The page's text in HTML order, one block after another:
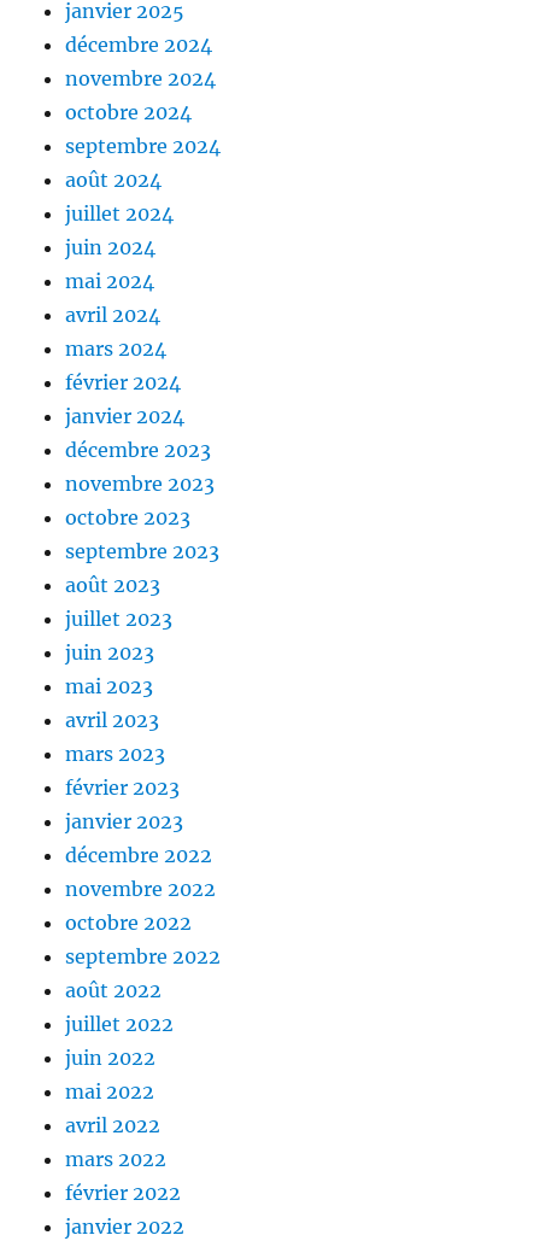
janvier 2025
décembre 2024
novembre 2024
octobre 2024
septembre 2024
août 2024
juillet 2024
juin 2024
mai 2024
avril 2024
mars 2024
février 2024
janvier 2024
décembre 2023
novembre 2023
octobre 2023
septembre 2023
août 2023
juillet 2023
juin 2023
mai 2023
avril 2023
mars 2023
février 2023
janvier 2023
décembre 2022
novembre 2022
octobre 2022
septembre 2022
août 2022
juillet 2022
juin 2022
mai 2022
avril 2022
mars 2022
février 2022
janvier 2022